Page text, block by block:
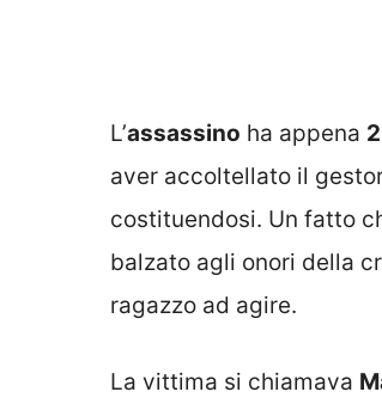
L’assassino ha appena
aver accoltellato il
costituendosi. Un fatto
balzato agli onori della
ragazzo ad agire.
La vittima si chiamava